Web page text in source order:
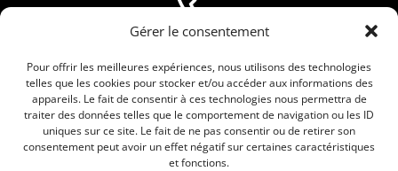
Gérer le consentement
Pour offrir les meilleures expériences, nous utilisons des technologies
telles que les cookies pour stocker et/ou accéder aux informations des
appareils. Le fait de consentir à ces technologies nous permettra de
traiter des données telles que le comportement de navigation ou les ID
uniques sur ce site. Le fait de ne pas consentir ou de retirer son
consentement peut avoir un effet négatif sur certaines caractéristiques
et fonctions.
04 66 88 01 05